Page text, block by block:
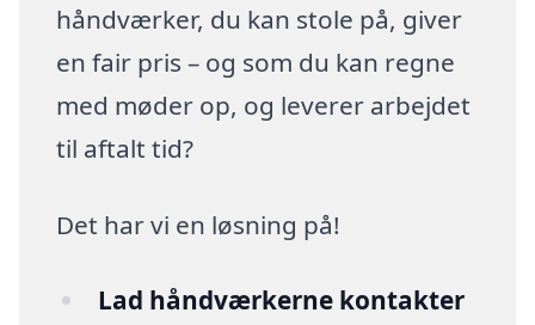
håndværker, du kan stole på, giver
en fair pris – og som du kan regne
med møder op, og leverer arbejdet
til aftalt tid?
Det har vi en løsning på!
Lad håndværkerne kontakter